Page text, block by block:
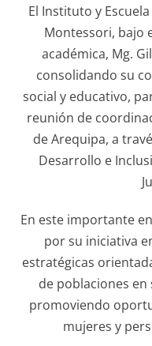
El Instituto y
Montessori, bajo
académica, Mg.
consolidando su
social y educativo,
reunión de
de Arequipa, a
Desarrollo e
En este importante
por su iniciativa
estratégicas
de poblaciones
promoviendo
mujeres y